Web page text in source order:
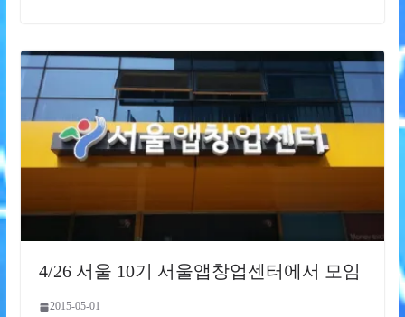
4/26 서울 10기 서울앱창업센터에서 모임
2015-05-01